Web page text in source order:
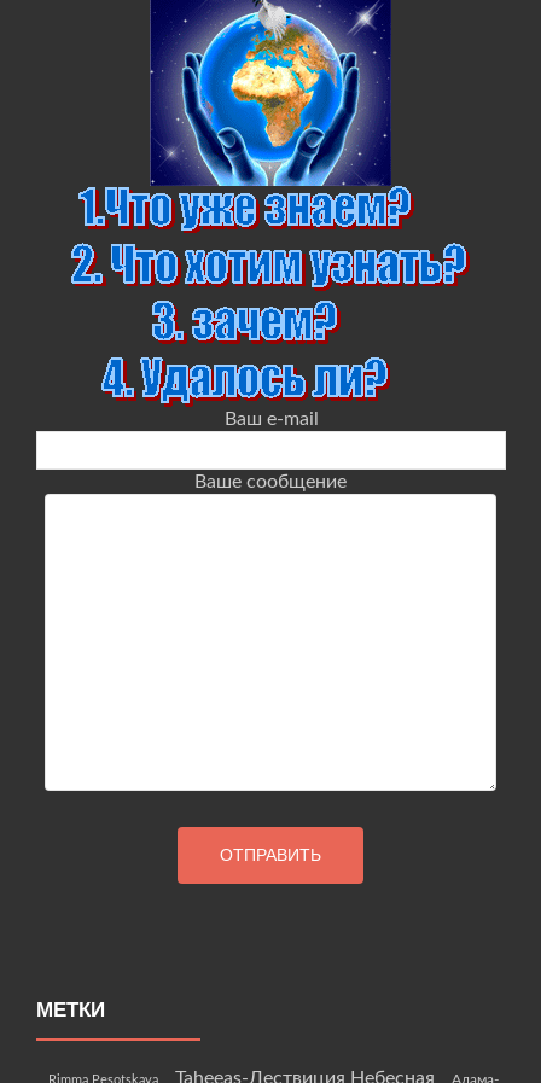
Ваш e-mail
Ваше сообщение
МЕТКИ
Rimma Pesotskaya Taheeas-Лествиция Небесная
Адама-